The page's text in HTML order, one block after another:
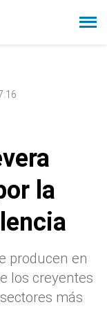
la
producen en
los creyentes
más